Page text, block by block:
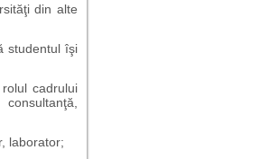
din alte
studentul îşi
cadrului
laborator;